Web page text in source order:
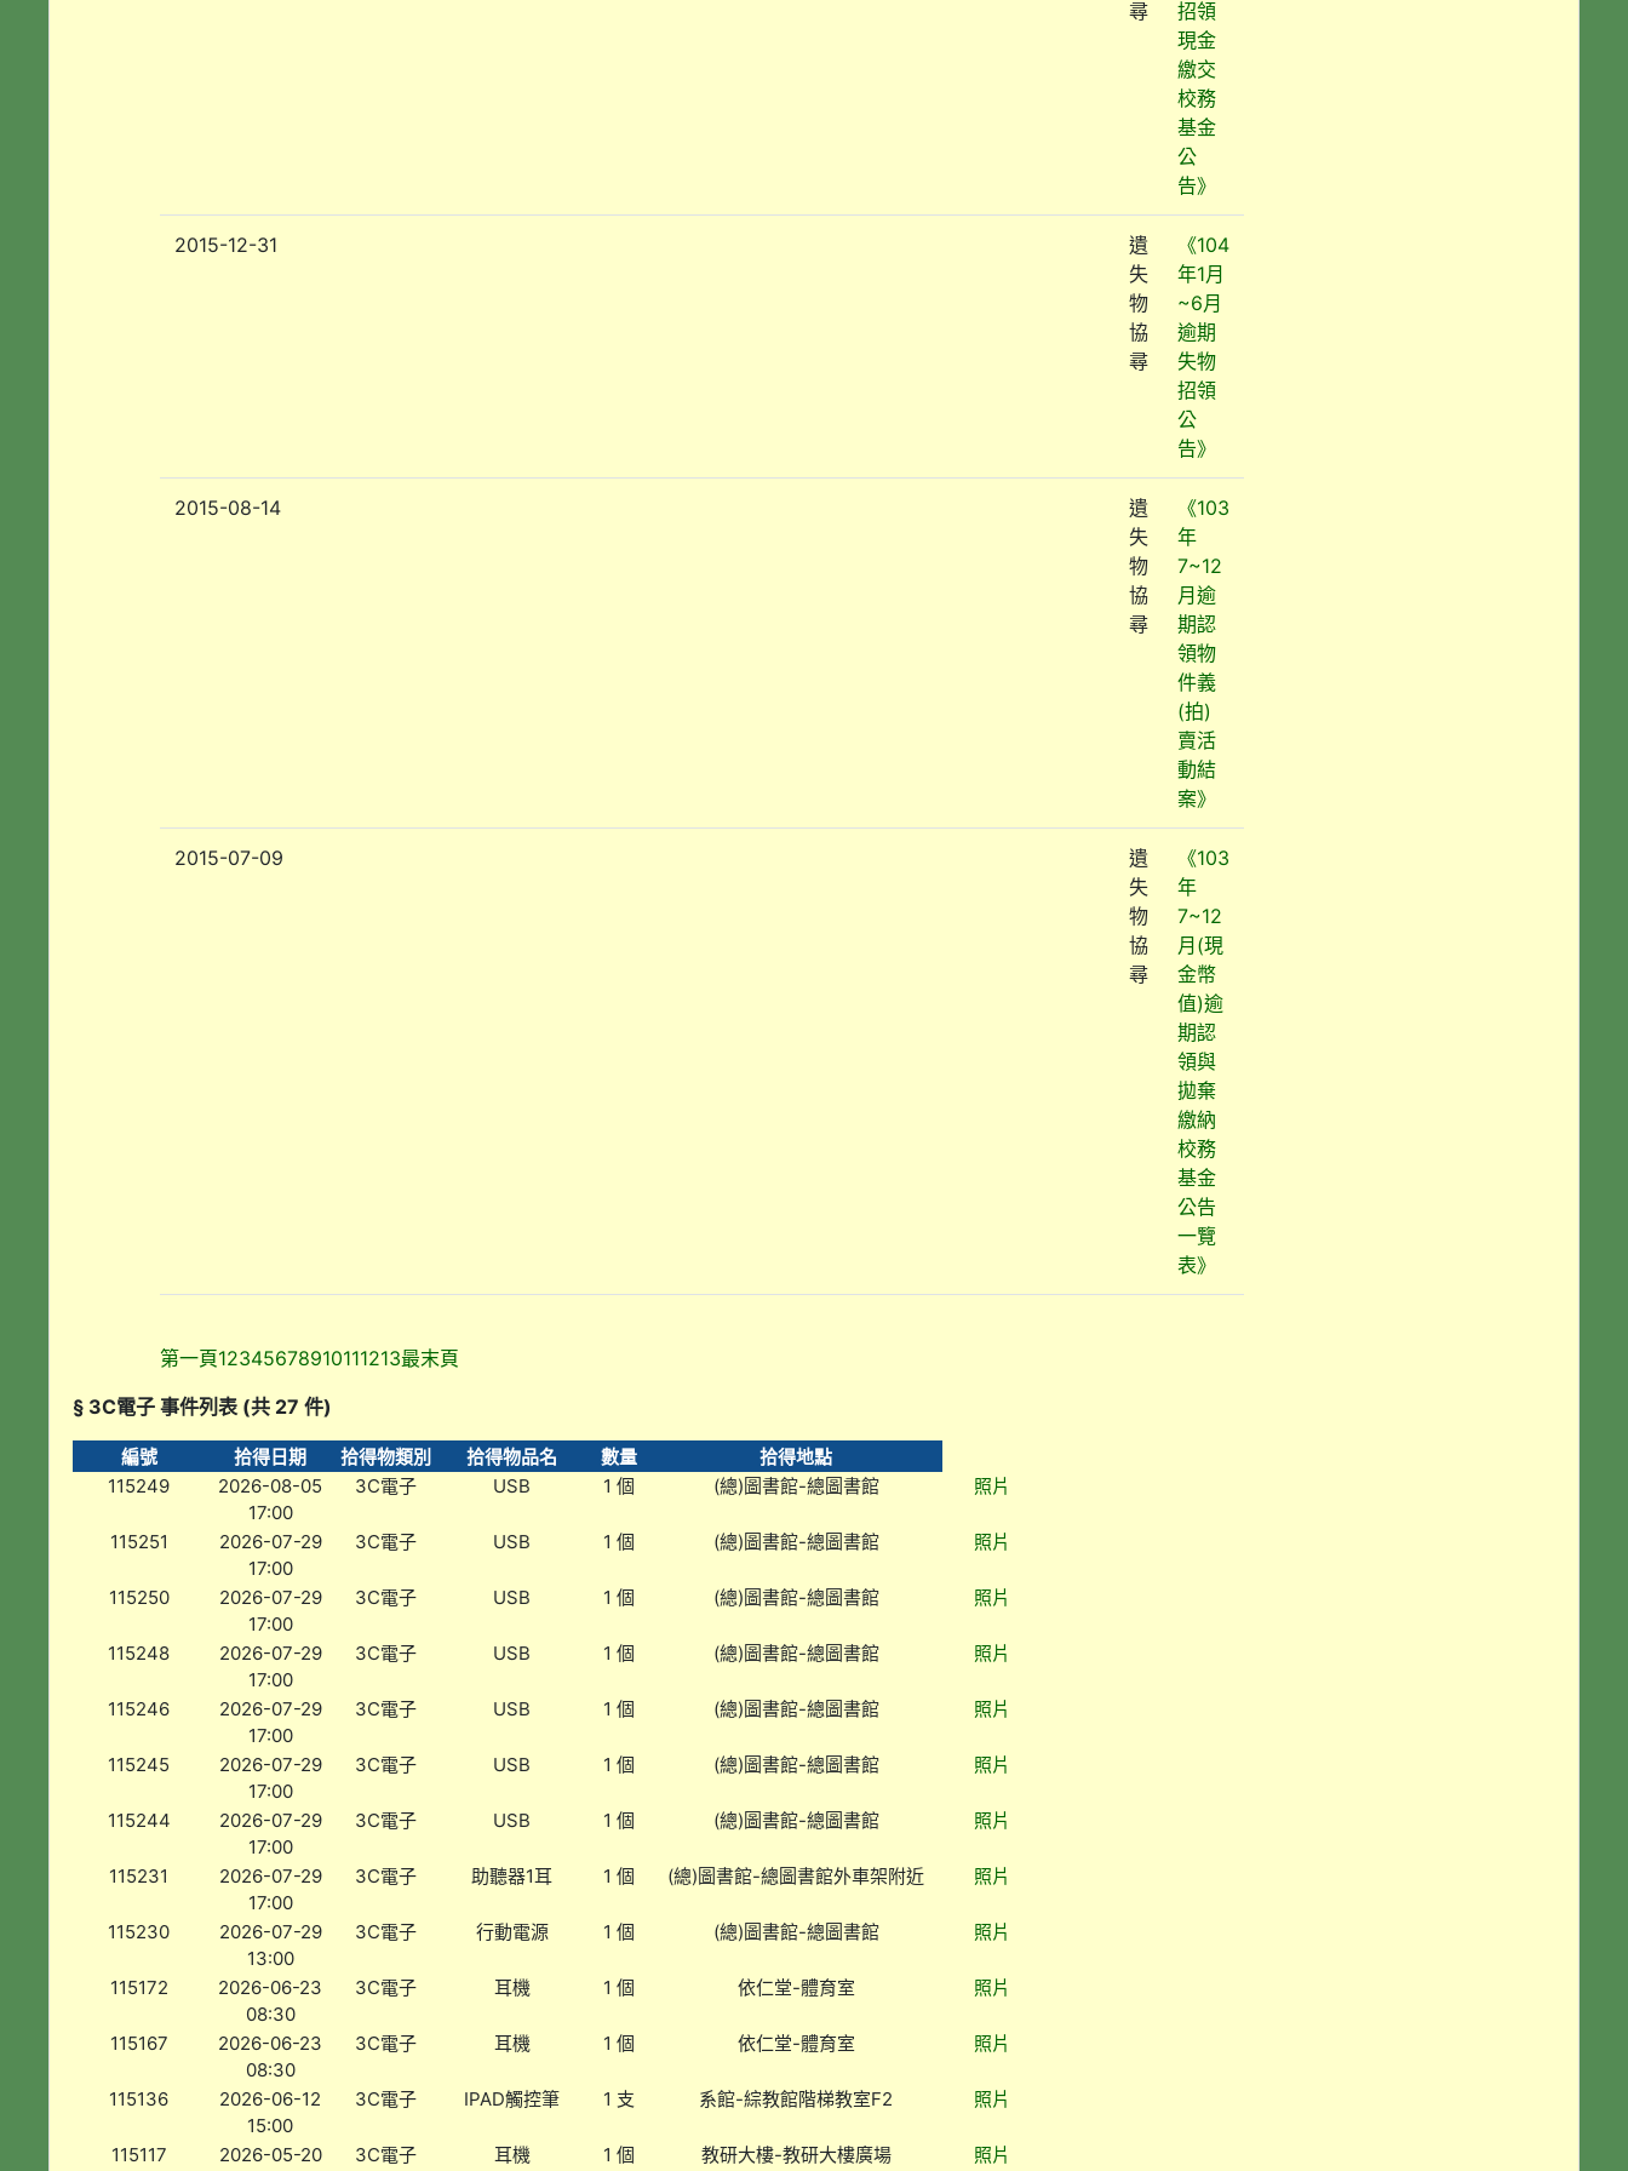
尋
招領
現金
繳交
校務
基金
公
告》
2015-12-31
遺
失
物
協
尋
《104
年1月
~6月
逾期
失物
招領
公
告》
2015-08-14
遺
失
物
協
尋
《103
年
7~12
月逾
期認
領物
件義
(拍)
賣活
動結
案》
2015-07-09
遺
失
物
協
尋
《103
年
7~12
月(現
金幣
值)逾
期認
領與
拋棄
繳納
校務
基金
公告
一覽
表》
第一頁12345678910111213最末頁
§ 3C電子 事件列表 (共 27 件)
編號 拾得日期 拾得物類別 拾得物品名 數量
拾得地點
115249
2026-08-05
17:00
3C電子 USB 1 個 (總)圖書館-總圖書館 照片
115251
2026-07-29
17:00
3C電子 USB 1 個 (總)圖書館-總圖書館 照片
115250
2026-07-29
17:00
3C電子 USB 1 個 (總)圖書館-總圖書館 照片
115248
2026-07-29
17:00
3C電子 USB 1 個 (總)圖書館-總圖書館 照片
115246
2026-07-29
17:00
3C電子 USB 1 個 (總)圖書館-總圖書館 照片
115245
2026-07-29
17:00
3C電子 USB 1 個 (總)圖書館-總圖書館 照片
115244
2026-07-29
17:00
3C電子 USB 1 個 (總)圖書館-總圖書館 照片
115231
2026-07-29
17:00
3C電子 助聽器1耳 1 個 (總)圖書館-總圖書館外車架附近 照片
115230
2026-07-29
13:00
3C電子 行動電源 1 個 (總)圖書館-總圖書館 照片
115172
2026-06-23
08:30
3C電子 耳機 1 個 依仁堂-體育室 照片
115167
2026-06-23
08:30
3C電子 耳機 1 個 依仁堂-體育室 照片
115136
2026-06-12
15:00
3C電子 IPAD觸控筆 1 支 系館-綜教館階梯教室F2 照片
115117
2026-05-20
3C電子 耳機 1 個 教研大樓-教研大樓廣場 照片